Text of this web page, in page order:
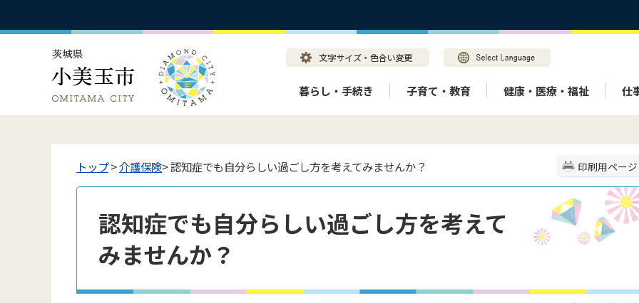
暮らし・手続き 子育て・教育 健康・医療・福祉 仕
印刷用ページ
トップ>介護保険> 認知症でも自分らしい過ごし方を考えてみませんか？
認知症でも自分らしい過ごし方を考えて
みませんか？